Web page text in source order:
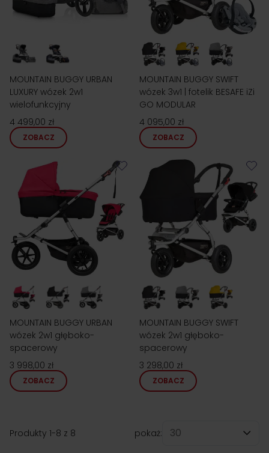
MOUNTAIN BUGGY URBAN
LUXURY wózek 2w1
wielofunkcyjny
4 499,00 zł
ZOBACZ
MOUNTAIN BUGGY SWIFT
wózek 3w1 | fotelik BESAFE iZi
GO MODULAR
4 095,00 zł
ZOBACZ
MOUNTAIN BUGGY URBAN
wózek 2w1 głęboko-
spacerowy
3 998,00 zł
ZOBACZ
MOUNTAIN BUGGY SWIFT
wózek 2w1 głęboko-
spacerowy
3 298,00 zł
ZOBACZ
Produkty 1-8 z 8
pokaż: